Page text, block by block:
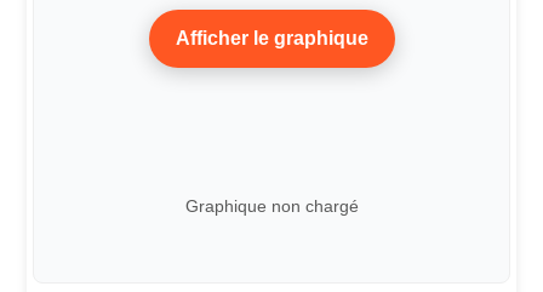
Afficher le graphique
Graphique non chargé